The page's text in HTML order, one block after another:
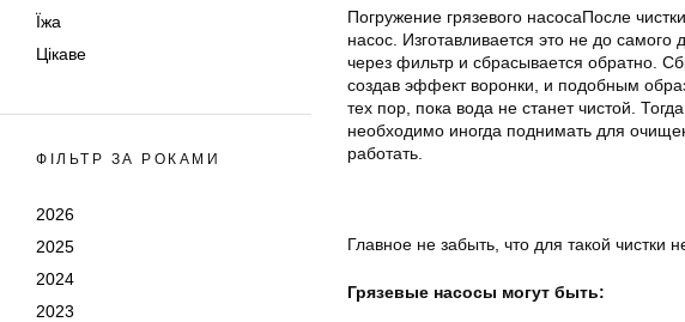
Їжа
Цікаве
ФІЛЬТР ЗА РОКАМИ
2026
2025
2024
2023
Погружение грязевого насосаПосле
насос. Изготавливается это не до
через фильтр и сбрасывается обратно.
создав эффект воронки, и подобным
тех пор, пока вода не станет чистой.
необходимо иногда поднимать для
работать.
Главное не забыть, что для такой чистки
Грязевые насосы могут быть: